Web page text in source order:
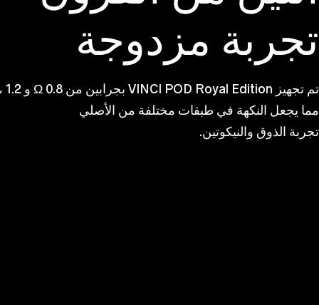
تجربة مزدوجة
تم تجهيز VINCI POD Royal Edition بجرابين من 0.8 Ω و 1.2 ،
مما يجعل النكهة في طبقات مختلفة من الأصلي
تجربة الذوق والنيكوتين.